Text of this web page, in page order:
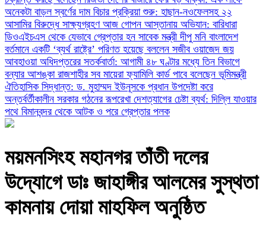
অনেকটা বাড়ল স্বর্ণের দাম বিচার প্রক্রিয়া শুরু: হাছান-নওফেলসহ ২২
আসামির বিরুদ্ধে সাক্ষ্যগ্রহণ আজ গোপন আস্তানায় অভিযান: বারিধারা
ডিওএইচএস থেকে যেভাবে গ্রেপ্তার হন সাবেক মন্ত্রী দীপু মনি বাংলাদেশ
বর্তমানে একটি ‘ব্যর্থ রাষ্ট্রে’ পরিণত হয়েছে বললেন সজীব ওয়াজেদ জয়
আবহাওয়া অধিদপ্তরের সতর্কবার্তা: আগামী ৪৮ ঘণ্টার মধ্যে তিন বিভাগে
বন্যার আশঙ্কা রাজশাহীর সব মায়েরা ফ্যামিলি কার্ড পাবে বলেছেন ভূমিমন্ত্রী
ঐতিহাসিক সিদ্ধান্ত: ড. মুহাম্মদ ইউনূসকে প্রধান উপদেষ্টা করে
অন্তর্বর্তীকালীন সরকার গঠনের রূপরেখা দেশত্যাগের চেষ্টা ব্যর্থ: দিল্লি যাওয়ার
পথে বিমানবন্দর থেকে আটক ও পরে গ্রেপ্তার পলক
ময়মনসিংহ মহানগর তাঁতী দলের
উদ্যোগে ডাঃ জাহাঙ্গীর আলমের সুস্থতা
কামনায় দোয়া মাহফিল অনুষ্ঠিত